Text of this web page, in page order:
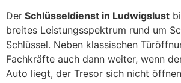
Der Schlüsseldienst in Ludwigslust
breites Leistungsspektrum rund um
Schlüssel. Neben klassischen
Fachkräfte auch dann weiter, wenn
Auto liegt, der Tresor sich nicht